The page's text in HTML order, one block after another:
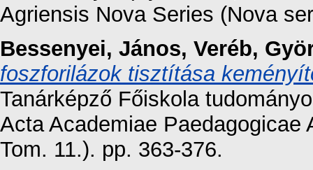
Agriensis Nova Series (Nova
Bessenyei, János, Veréb,
foszforilázok tisztítása
Tanárképző Főiskola
Acta Academiae
Tom. 11.). pp. 363-376.